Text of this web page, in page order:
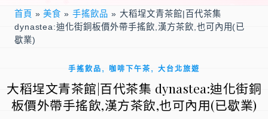
首頁 »美食 »手搖飲品 » 大稻埕文青茶館|百代茶集
dynastea:迪化街銅板價外帶手搖飲,漢方茶飲,也可內用(已
歇業)
手搖飲品 , 咖啡下午茶 , 大台北旅遊
大稻埕文青茶館|百代茶集 dynastea:迪化街銅
板價外帶手搖飲,漢方茶飲,也可內用(已歇業)